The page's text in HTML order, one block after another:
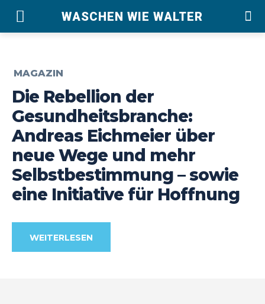
WASCHEN WIE WALTER
MAGAZIN
Die Rebellion der
Gesundheitsbranche:
Andreas Eichmeier über
neue Wege und mehr
Selbstbestimmung – sowie
eine Initiative für Hoffnung
WEITERLESEN